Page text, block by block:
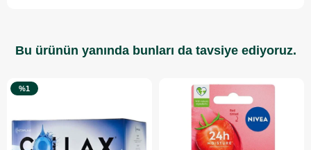
Bu ürünün yanında bunları da tavsiye ediyoruz.
%1